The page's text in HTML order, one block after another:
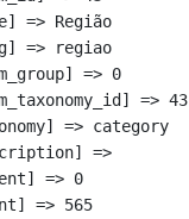
=> Região
=> regiao
=> 0
=> 43
=> category
=>
=> 0
=> 565